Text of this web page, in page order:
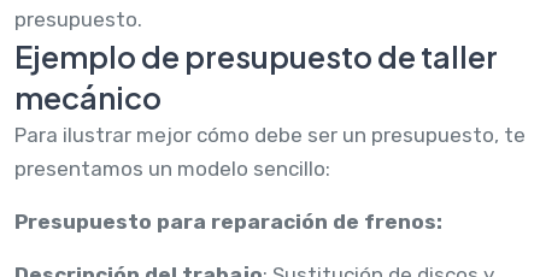
presupuesto.
Ejemplo de presupuesto de taller
mecánico
Para ilustrar mejor cómo debe ser un presupuesto, te
presentamos un modelo sencillo:
Presupuesto para reparación de frenos: